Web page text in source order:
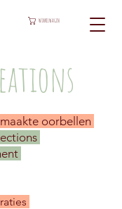
WINKELWAGEN
oorbellen